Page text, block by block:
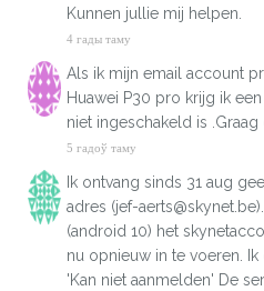
Kunnen jullie mij helpen.
4 гады таму
Als ik mijn email account
Huawei P30 pro krijg ik
niet ingeschakeld is
5 гадоў таму
Ik ontvang sinds 31 aug
adres (jef-
(android 10) het
nu opnieuw in te voeren.
'Kan niet aanmelden' De